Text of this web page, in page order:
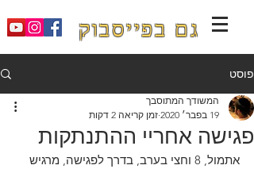
גם בפייסבוק
פוסט
פגישה אחריי ההתנתקות
המשודך המתוסבך
19 בפבר׳ 2020
זמן קריאה 2 דקות
אתמול, 8 וחצי בערב, בדרך לפגישה, מרגיש